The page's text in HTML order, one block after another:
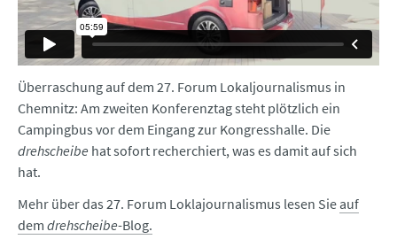
Überraschung auf dem 27. Forum Lokaljournalismus in
Chemnitz: Am zweiten Konferenztag steht plötzlich ein
Campingbus vor dem Eingang zur Kongresshalle. Die
drehscheibe hat sofort recherchiert, was es damit auf sich
hat.
Mehr über das 27. Forum Loklajournalismus lesen Sie auf
dem drehscheibe-Blog.